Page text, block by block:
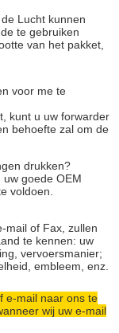
Lucht kunnen
te gebruiken
van het pakket,
voor me te
kunt u uw forwarder
behoefte zal om de
drukken?
goede OEM
voldoen.
mail of Fax, zullen
te kennen: uw
vervoersmanier;
embleem, enz.
e-mail naar ons te
wij uw e-mail